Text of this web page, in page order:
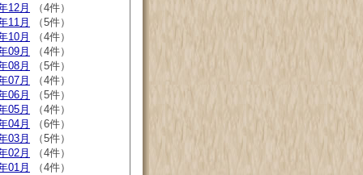
12月
（4件）
11月
（5件）
10月
（4件）
09月
（4件）
08月
（5件）
07月
（4件）
06月
（5件）
05月
（4件）
04月
（6件）
03月
（5件）
02月
（4件）
01月
（4件）